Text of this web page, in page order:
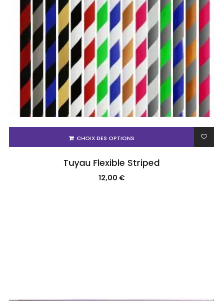
CHOIX DES OPTIONS
Tuyau Flexible Striped
12,00 €